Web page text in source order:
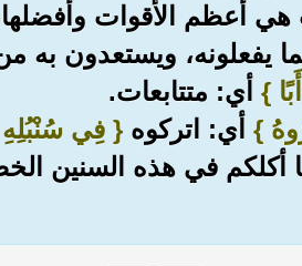
أعظم الأقوات
لما يفعلونه، ويستعدون
} أي: متتابعات.
} أي: اتركوه { فِي
أكلكم في هذه السنين